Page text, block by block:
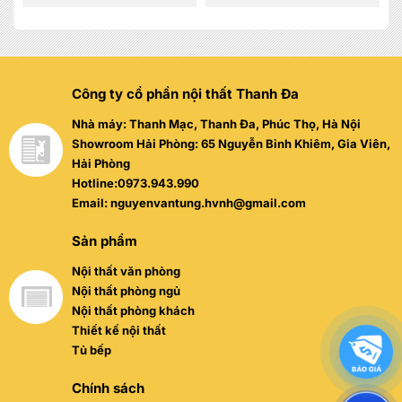
hạng
0
hạng
0
Công ty cổ phần nội thất Thanh Đa
Nhà máy: Thanh Mạc, Thanh Đa, Phúc Thọ, Hà Nội
Showroom Hải Phòng: 65 Nguyễn Bỉnh Khiêm, Gia Viên,
Hải Phòng
Hotline:0973.943.990
Email: nguyenvantung.hvnh@gmail.com
Sản phẩm
Nội thất văn phòng
Nội thất phòng ngủ
Nội thất phòng khách
Thiết kế nội thất
Tủ bếp
Chính sách